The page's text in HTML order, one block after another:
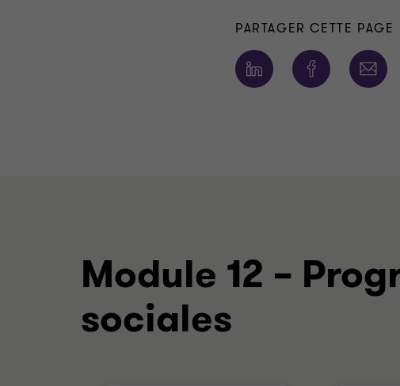
PARTAGER CETTE PAGE
Module 12 –
sociales